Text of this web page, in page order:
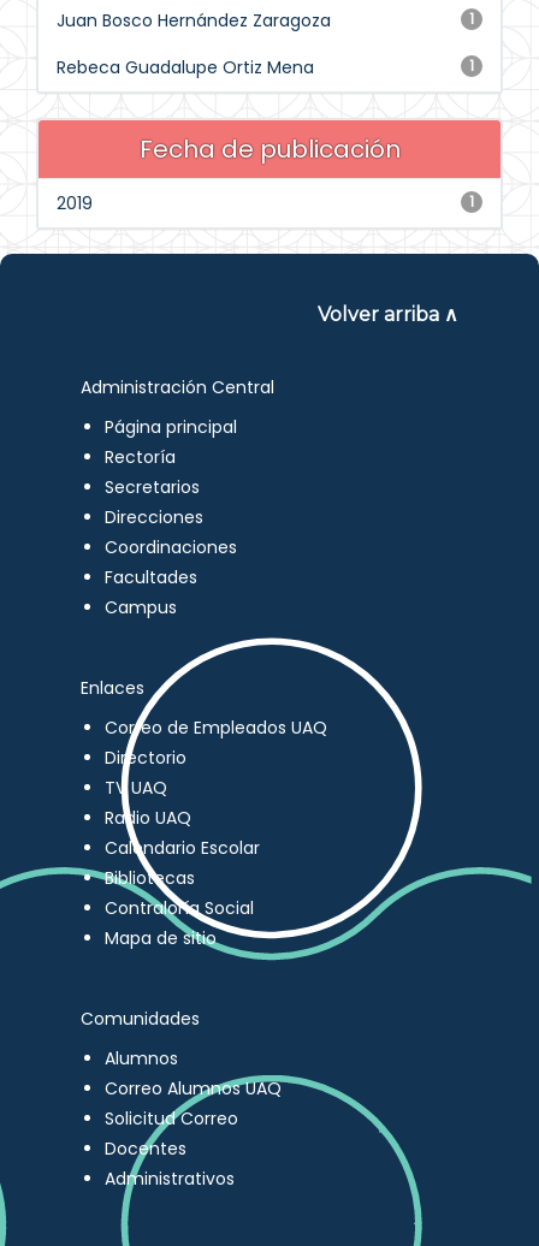
1
Juan Bosco Hernández Zaragoza
1
Rebeca Guadalupe Ortiz Mena
Fecha de publicación
1
2019
Volver arriba ∧
Administración Central
Página principal
Rectoría
Secretarios
Direcciones
Coordinaciones
Facultades
Campus
Enlaces
Correo de Empleados UAQ
Directorio
TV UAQ
Radio UAQ
Calendario Escolar
Bibliotecas
Contraloría Social
Mapa de sitio
Comunidades
Alumnos
Correo Alumnos UAQ
Solicitud Correo
Docentes
Administrativos